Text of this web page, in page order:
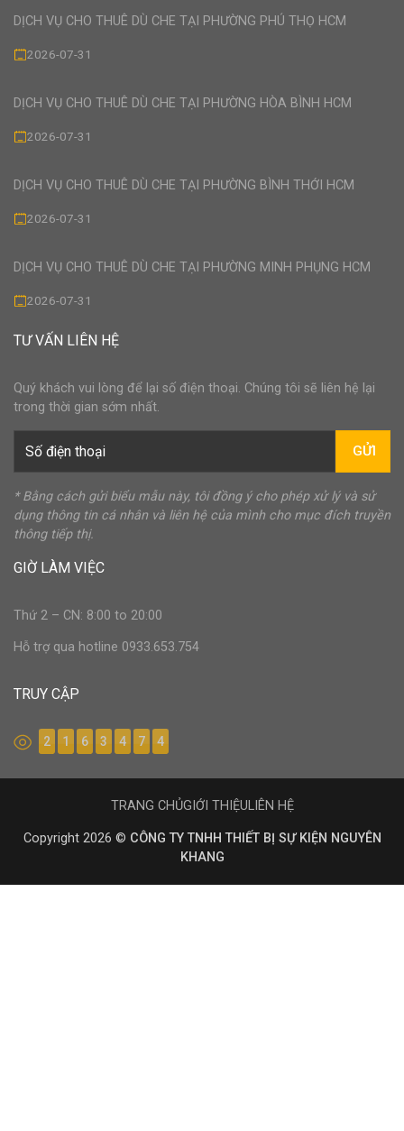
DỊCH VỤ CHO THUÊ DÙ CHE TẠI PHƯỜNG PHÚ THỌ HCM
2026-07-31
DỊCH VỤ CHO THUÊ DÙ CHE TẠI PHƯỜNG HÒA BÌNH HCM
2026-07-31
DỊCH VỤ CHO THUÊ DÙ CHE TẠI PHƯỜNG BÌNH THỚI HCM
2026-07-31
DỊCH VỤ CHO THUÊ DÙ CHE TẠI PHƯỜNG MINH PHỤNG HCM
2026-07-31
TƯ VẤN LIÊN HỆ
Quý khách vui lòng để lại số điện thoại. Chúng tôi sẽ liên hệ lại
trong thời gian sớm nhất.
GỬI
* Bằng cách gửi biểu mẫu này, tôi đồng ý cho phép xử lý và sử
dụng thông tin cá nhân và liên hệ của mình cho mục đích truyền
thông tiếp thị.
GIỜ LÀM VIỆC
Thứ 2 – CN: 8:00 to 20:00
Hỗ trợ qua hotline 0933.653.754
TRUY CẬP
2 1 6 3 4 7 4
Copyright 2026 © CÔNG TY TNHH THIẾT BỊ SỰ KIỆN NGUYÊN
KHANG
TRANG CHỦGIỚI THIỆULIÊN HỆ